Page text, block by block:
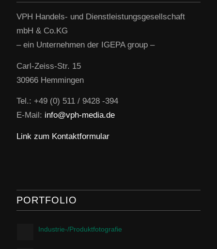
VPH Handels- und Dienstleistungsgesellschaft
mbH & Co.KG
– ein Unternehmen der IGEPA group –
Carl-Zeiss-Str. 15
30966 Hemmingen
Tel.: +49 (0) 511 / 9428 -394
E-Mail: info@vph-media.de
Link zum Kontaktformular
PORTFOLIO
Industrie-/Produktfotografie